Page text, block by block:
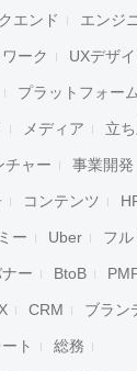
エンド エンジ
ーク UXデザ
プラットフォーム
メディア 立
チャー 事業開発
コンテンツ
ー Uber フル
ー BtoB
CRM ブラン
ト 総務